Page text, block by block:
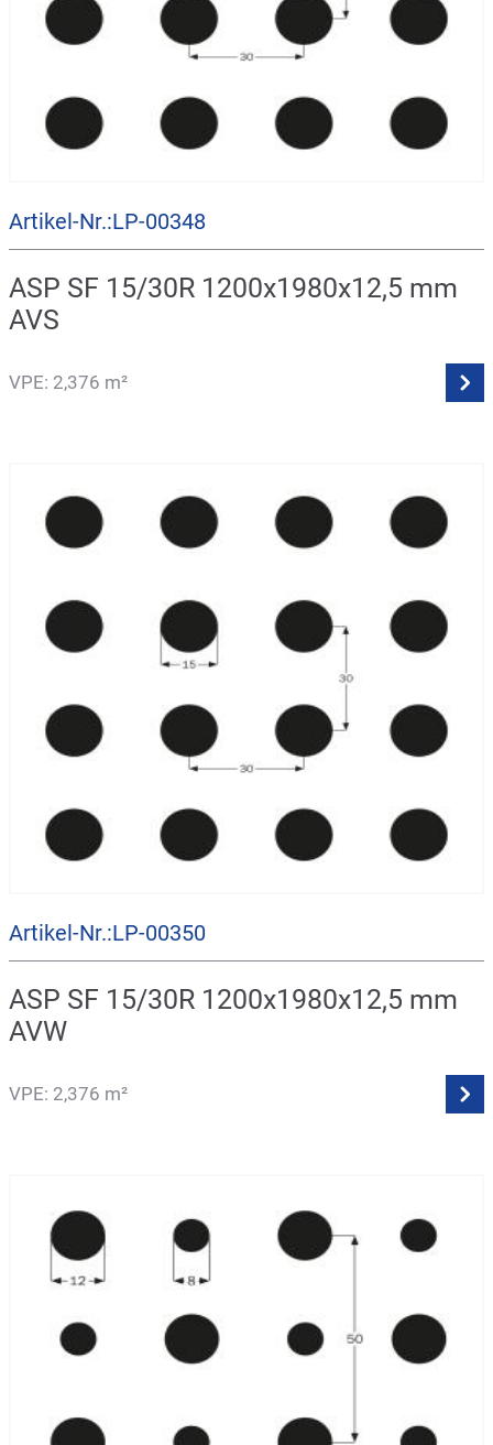
Artikel-Nr.:LP-00348
ASP SF 15/30R 1200x1980x12,5 mm
AVS
VPE: 2,376 m²
Artikel-Nr.:LP-00350
ASP SF 15/30R 1200x1980x12,5 mm
AVW
VPE: 2,376 m²